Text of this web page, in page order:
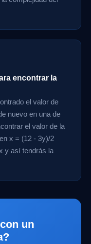
encontrar la
el valor de
nuevo en una de
el valor de la
x = (12 - 3y)/2
y así tendrás la
un